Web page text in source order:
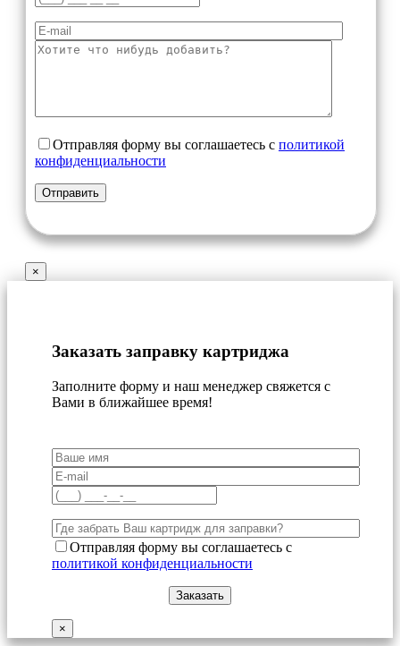
Отправляя форму вы соглашаетесь с политикой
конфиденциальности
×
Заказать заправку картриджа
Заполните форму и наш менеджер свяжется с
Вами в ближайшее время!
Отправляя форму вы соглашаетесь с
политикой конфиденциальности
×